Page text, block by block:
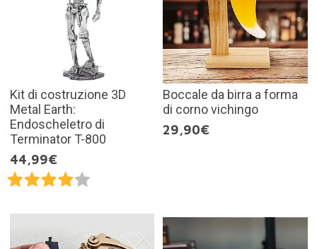
Kit di costruzione 3D
Metal Earth:
Endoscheletro di
Terminator T-800
44,99€
Boccale da birra a forma
di corno vichingo
29,90€